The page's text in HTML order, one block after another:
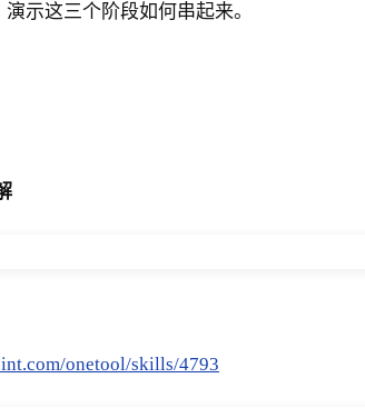
示这三个阶段如何串起来。
onetool/skills/4793